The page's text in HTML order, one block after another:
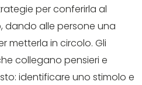
per conferirla al
dando alle persone una
metterla in circolo. Gli
collegano pensieri e
identificare uno stimolo e